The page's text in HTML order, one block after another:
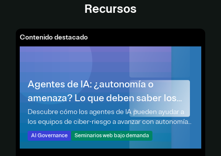
Recursos
Contenido destacado
Agentes de IA: ¿autonomía o
amenaza? Lo que deben saber los
equipos de ciber-riesgo
Descubre cómo los agentes de IA pueden ayudar a
los equipos de ciber-riesgo a avanzar con autonomía
controlada y una gestión segura y transparente.
AI Governance Seminarios web bajo demanda